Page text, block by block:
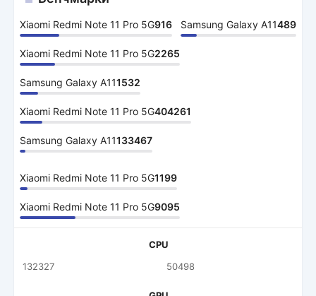
Xiaomi Redmi Note 11 Pro 5G916 Samsung Galaxy A11489
Xiaomi Redmi Note 11 Pro 5G2265
Samsung Galaxy A111532
Xiaomi Redmi Note 11 Pro 5G404261
Samsung Galaxy A11133467
Xiaomi Redmi Note 11 Pro 5G1199
Xiaomi Redmi Note 11 Pro 5G9095
CPU
132327
50498